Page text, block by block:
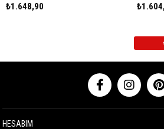
₺1.648,90
HESABIM